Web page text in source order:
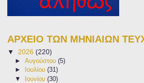
ΑΡΧΕΙΟ ΤΩΝ ΜΗΝΙΑΙΩΝ
▼ 2026 (220)
►Αυγούστου(5)
►
Ιουλίου(31)
▼ Ιουνίου(30)